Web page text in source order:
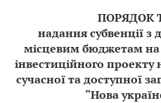
ПОРЯДОК
надання субвенції
місцевим бюджетам на
інвестиційного проекту
сучасної та доступної
“Нова